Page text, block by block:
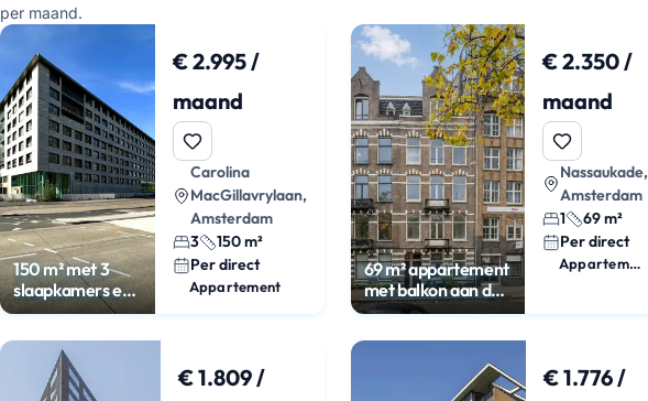
per maand.
150 m² met 3
slaapkamers en
balkon
€ 2.995 /
maand
Carolina
MacGillavrylaan,
Amsterdam
3
150 m²
Per direct
Appartement
69 m² appartement
met balkon aan de
Nassaukade
€ 2.350 /
maand
Nassaukade,
Amsterdam
1
69 m²
Per direct
Appartement
€ 1.809 /
€ 1.776 /